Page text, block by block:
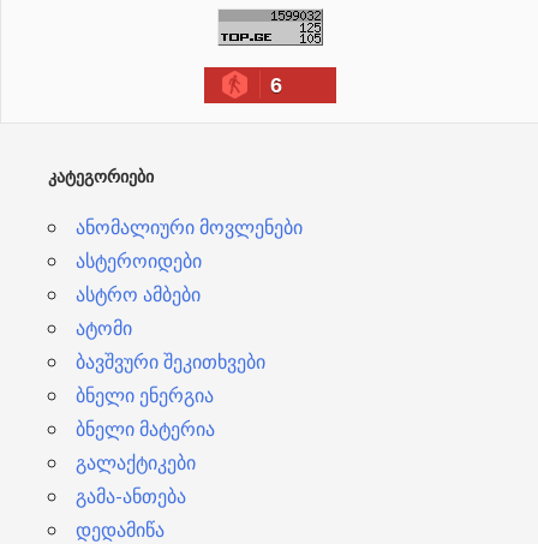
6
ᲙᲐᲢᲔᲒᲝᲠᲘᲔᲑᲘ
ანომალიური მოვლენები
ასტეროიდები
ასტრო ამბები
ატომი
ბავშვური შეკითხვები
ბნელი ენერგია
ბნელი მატერია
გალაქტიკები
გამა-ანთება
დედამიწა